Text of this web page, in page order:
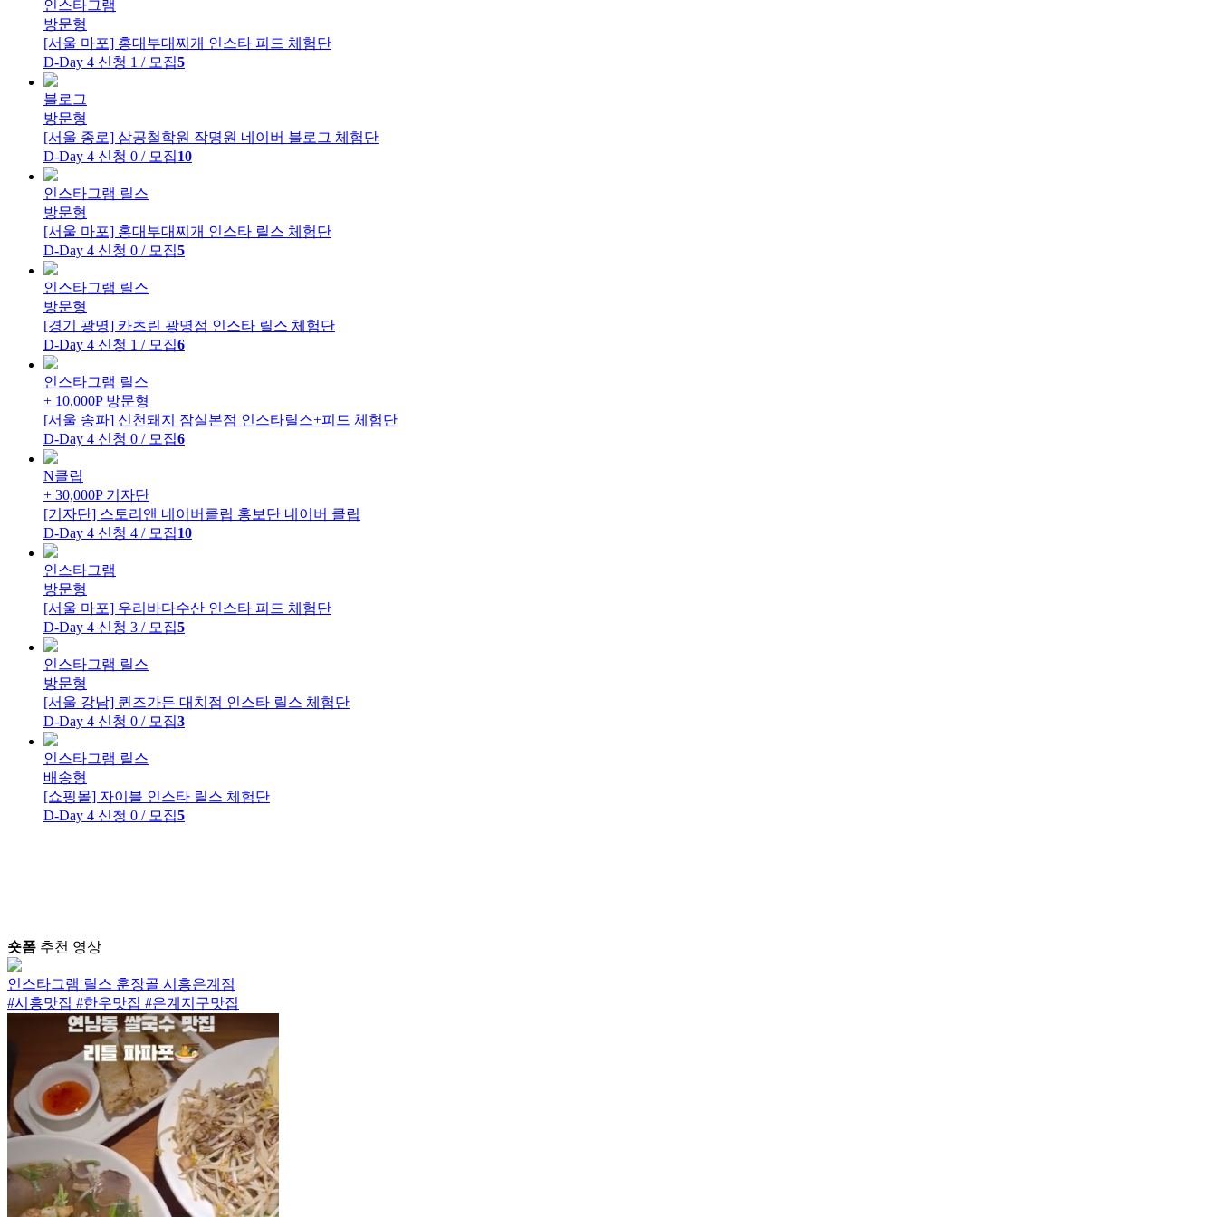
인스타그램
방문형
[서울 마포] 홍대부대찌개 인스타 피드 체험단
D-Day 4 신청 1 / 모집5
블로그
방문형
[서울 종로] 삼공철학원 작명원 네이버 블로그 체험단
D-Day 4 신청 0 / 모집10
인스타그램 릴스
방문형
[서울 마포] 홍대부대찌개 인스타 릴스 체험단
D-Day 4 신청 0 / 모집5
인스타그램 릴스
방문형
[경기 광명] 카츠린 광명점 인스타 릴스 체험단
D-Day 4 신청 1 / 모집6
인스타그램 릴스
+ 10,000P 방문형
[서울 송파] 신천돼지 잠실본점 인스타릴스+피드 체험단
D-Day 4 신청 0 / 모집6
N클립
+ 30,000P 기자단
[기자단] 스토리앤 네이버클립 홍보단 네이버 클립
D-Day 4 신청 4 / 모집10
인스타그램
방문형
[서울 마포] 우리바다수산 인스타 피드 체험단
D-Day 4 신청 3 / 모집5
인스타그램 릴스
방문형
[서울 강남] 퀸즈가든 대치점 인스타 릴스 체험단
D-Day 4 신청 0 / 모집3
인스타그램 릴스
배송형
[쇼핑몰] 자이블 인스타 릴스 체험단
D-Day 4 신청 0 / 모집5
숏폼 추천 영상
인스타그램 릴스 훈장골 시흥은계점
#시흥맛집 #한우맛집 #은계지구맛집